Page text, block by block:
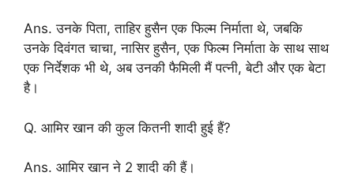
Ans. उनके पिता, ताहिर हुसैन एक फिल्म निर्माता थे, जबकि
उनके दिवंगत चाचा, नासिर हुसैन, एक फिल्म निर्माता के साथ साथ
एक निर्देशक भी थे, अब उनकी फैमिली मैं पत्नी, बेटी और एक बेटा
है।
Q. आमिर खान की कुल कितनी शादी हुई हैं?
Ans. आमिर खान ने 2 शादी की हैं।